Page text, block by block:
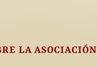
LA ASOCIACIÓN